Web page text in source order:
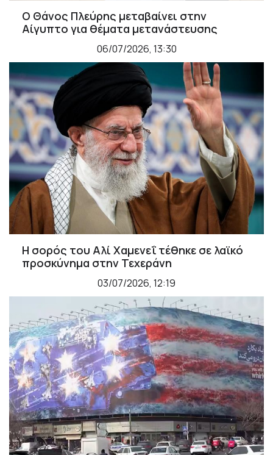
Ο Θάνος Πλεύρης μεταβαίνει στην
Αίγυπτο για θέματα μετανάστευσης
06/07/2026, 13:30
Η σορός του Αλί Χαμενεΐ τέθηκε σε λαϊκό
προσκύνημα στην Τεχεράνη
03/07/2026, 12:19